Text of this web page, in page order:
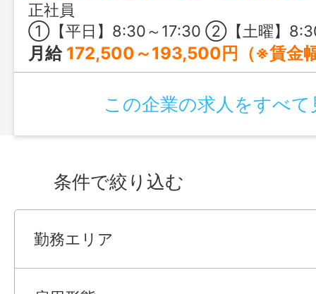
正社員
①【平日】8:30～17:30 ②【土曜】8:30～12:00（第1・3・5土曜のうち月1～2回程度
月給 172,500～193,500円（※賃金幅は
この企業の求人をすべて
条件で絞り込む
勤務エリア